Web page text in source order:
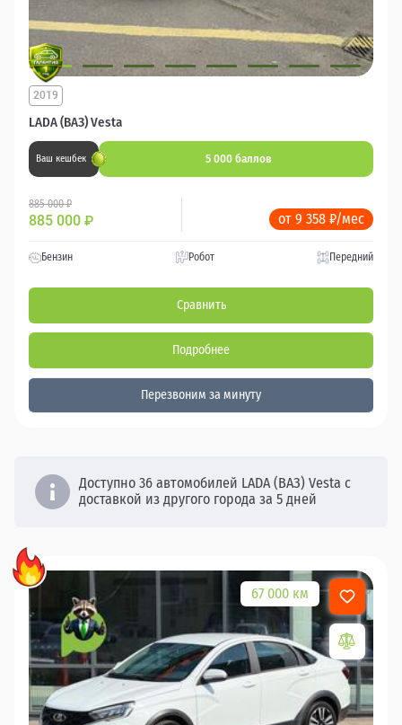
LADA (ВАЗ) Vesta
2019
Ваш кешбек 5 000 баллов
885 000 ₽
885 000 ₽ от 9 358 ₽/мес
Бензин Робот Передний
Сравнить
Подробнее
Перезвоним за минуту
Доступно 36 автомобилей LADA (ВАЗ) Vesta с
доставкой из другого города за 5 дней
67 000 км